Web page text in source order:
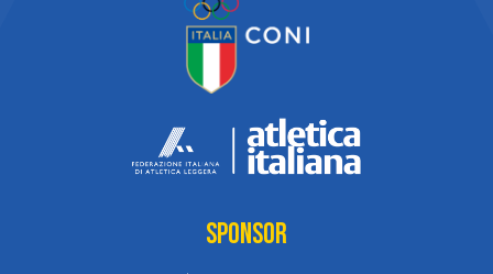
Sponsor